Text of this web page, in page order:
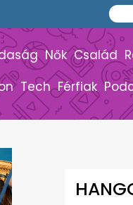
Nők Család
Tech Férfiak